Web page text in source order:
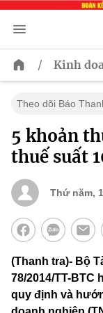
/ Kinh
Theo dõi Báo
5 khoản
thuế suất
Thứ năm,
(Thanh tra)- Bộ
78/2014/TT-BTC
quy định và